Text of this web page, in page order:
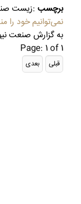
برچسب :زیست
نمی‌توانیم خود را
به گزارش صنعت
Page: 1 of 1